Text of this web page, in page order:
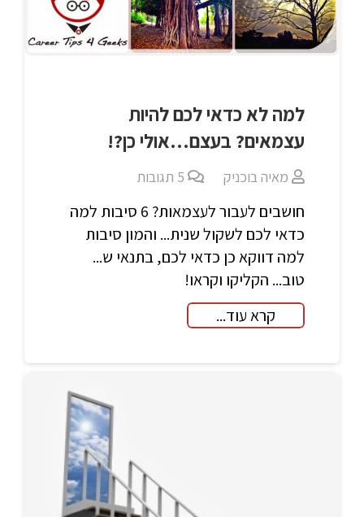
למה לא כדאי לכם להיות
עצמאים? בעצם…אולי כן?!
מאיה בוכניק 5 תגובות
חושבים לעבור לעצמאות? 6 סיבות למה
כדאי לכם לשקול שנית... והמון סיבות
למה דווקא כן כדאי לכם, בתנאי ש...
טוב... הקליקו וקראו!
קרא עוד...